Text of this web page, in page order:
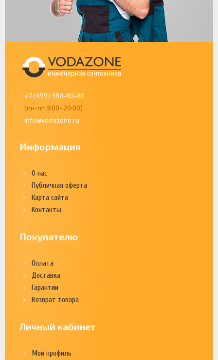
+7 (499) 380-80-80
(пн-пт 9:00–20:00)
info@vodazone.ru
Информация
О нас
Публичная оферта
Карта сайта
Контакты
Покупателю
Оплата
Доставка
Гарантии
Возврат товара
Личный кабинет
Мой профиль